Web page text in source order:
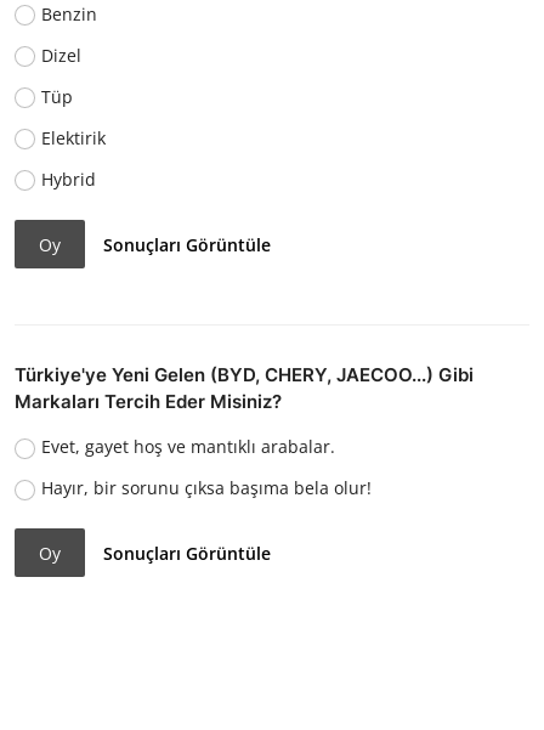
Benzin
Dizel
Tüp
Elektirik
Hybrid
Oy Sonuçları Görüntüle
Türkiye'ye Yeni Gelen (BYD, CHERY, JAECOO...) Gibi
Markaları Tercih Eder Misiniz?
Evet, gayet hoş ve mantıklı arabalar.
Hayır, bir sorunu çıksa başıma bela olur!
Oy Sonuçları Görüntüle